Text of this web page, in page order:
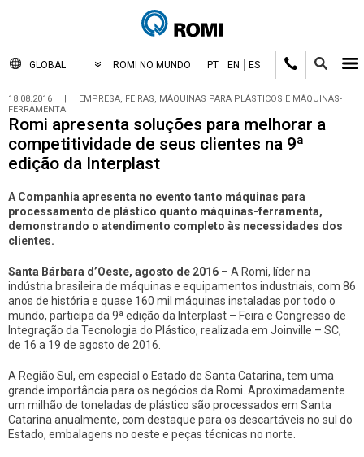
GLOBAL ROMI NO MUNDO PT EN ES
18.08.2016 | EMPRESA, FEIRAS, MÁQUINAS PARA PLÁSTICOS E MÁQUINAS-
FERRAMENTA
Romi apresenta soluções para melhorar a
competitividade de seus clientes na 9ª
edição da Interplast
A Companhia apresenta no evento tanto máquinas para
processamento de plástico quanto máquinas-ferramenta,
demonstrando o atendimento completo às necessidades dos
clientes.
Santa Bárbara d’Oeste, agosto de 2016 – A Romi, líder na
indústria brasileira de máquinas e equipamentos industriais, com 86
anos de história e quase 160 mil máquinas instaladas por todo o
mundo, participa da 9ª edição da Interplast – Feira e Congresso de
Integração da Tecnologia do Plástico, realizada em Joinville – SC,
de 16 a 19 de agosto de 2016.
A Região Sul, em especial o Estado de Santa Catarina, tem uma
grande importância para os negócios da Romi. Aproximadamente
um milhão de toneladas de plástico são processados em Santa
Catarina anualmente, com destaque para os descartáveis no sul do
Estado, embalagens no oeste e peças técnicas no norte.